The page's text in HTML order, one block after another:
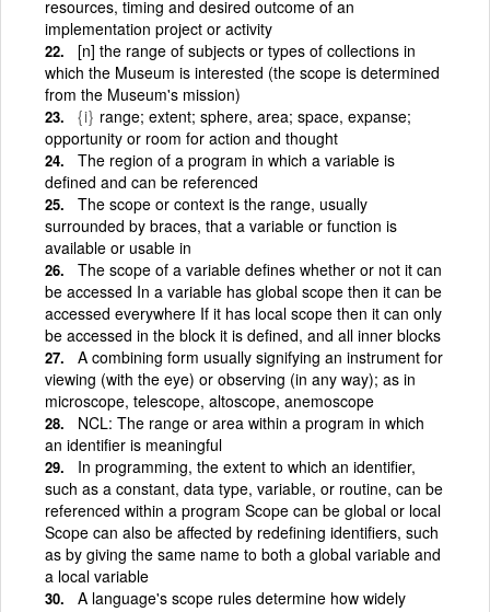
resources, timing and desired outcome of an
implementation project or activity
[n] the range of subjects or types of collections in
which the Museum is interested (the scope is determined
from the Museum's mission)
{i} range; extent; sphere, area; space, expanse;
opportunity or room for action and thought
The region of a program in which a variable is
defined and can be referenced
The scope or context is the range, usually
surrounded by braces, that a variable or function is
available or usable in
The scope of a variable defines whether or not it can
be accessed In a variable has global scope then it can be
accessed everywhere If it has local scope then it can only
be accessed in the block it is defined, and all inner blocks
A combining form usually signifying an instrument for
viewing (with the eye) or observing (in any way); as in
microscope, telescope, altoscope, anemoscope
NCL: The range or area within a program in which
an identifier is meaningful
In programming, the extent to which an identifier,
such as a constant, data type, variable, or routine, can be
referenced within a program Scope can be global or local
Scope can also be affected by redefining identifiers, such
as by giving the same name to both a global variable and
a local variable
A language's scope rules determine how widely